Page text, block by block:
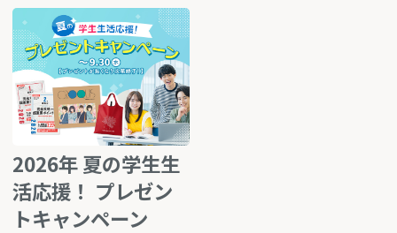
2026年 夏の学生生
活応援！ プレゼン
トキャンペーン